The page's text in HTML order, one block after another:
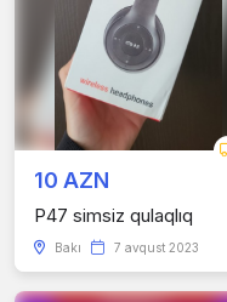
10 AZN
P47 simsiz qulaqlıq
Bakı 7 avqust 2023